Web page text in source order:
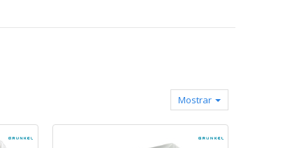
Mostrar